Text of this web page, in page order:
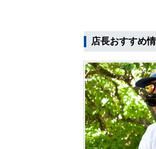
店長おすすめ